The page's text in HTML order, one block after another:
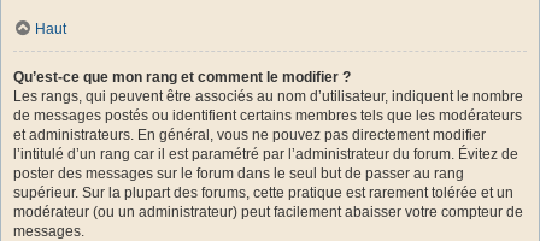
Haut
Qu’est-ce que mon rang et comment le modifier ?
Les rangs, qui peuvent être associés au nom d’utilisateur, indiquent le nombre
de messages postés ou identifient certains membres tels que les modérateurs
et administrateurs. En général, vous ne pouvez pas directement modifier
l’intitulé d’un rang car il est paramétré par l’administrateur du forum. Évitez de
poster des messages sur le forum dans le seul but de passer au rang
supérieur. Sur la plupart des forums, cette pratique est rarement tolérée et un
modérateur (ou un administrateur) peut facilement abaisser votre compteur de
messages.